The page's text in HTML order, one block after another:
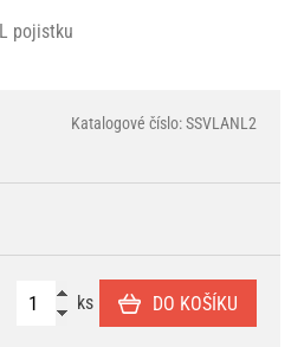
pojistku
Katalogové číslo: SSVLANL2
ks DO KOŠÍKU